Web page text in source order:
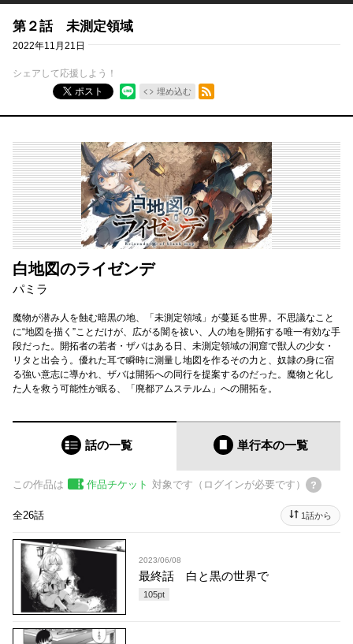
第２話 未測定領域
2022年11月21日
シェアして応援しよう！
ポスト
埋め込む
RSSフィード
白地図のライゼンデ
パミラ
魔物が潜み人を蝕む暗黒の地、「未測定領域」が蔓延る世界。不思議なこと
に“地図を描く”ことだけが、広がる闇を祓い、人の地を開拓する唯一有効な手
段だった。開拓者の若者・ザバはある日、未測定領域の洞窟で獣人の少女・
リタと出会う。優れた耳で瞬時に測量し地図を作るその力と、奴隷の身に宿
る強い意志に導かれ、ザバは開拓への同行を提案するのだった。魔物と化し
た人を救う可能性が眠る、「廃都アムステルム」への開拓を。
話の一覧 単行本の一覧
この作品は 作品チケット 対象です（ログインが必要です）
全26話 1話から
2023/06/08
最終話 白と黒の世界で
105pt